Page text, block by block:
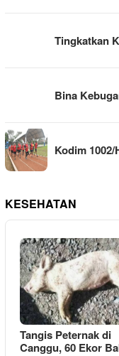
Tingkatkan
Bina
Kodim
KESEHATAN
Tangis Peternak di
Canggu, 60 Ekor